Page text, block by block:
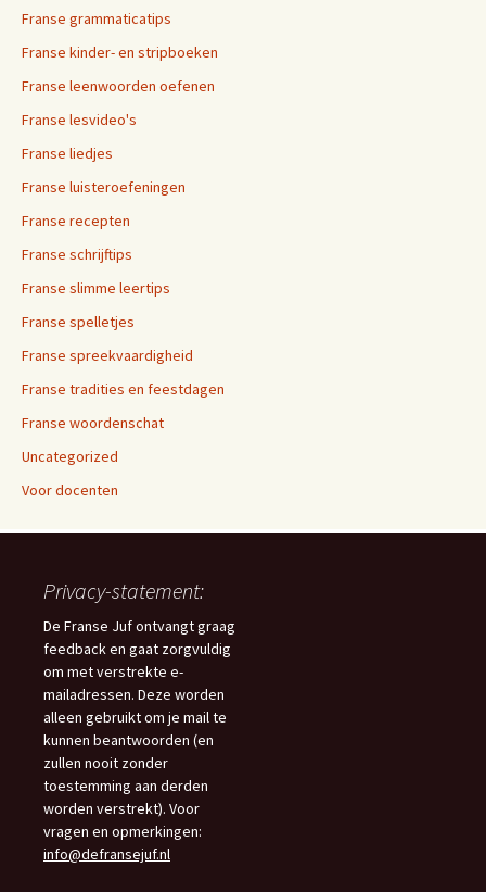
Franse grammaticatips
Franse kinder- en stripboeken
Franse leenwoorden oefenen
Franse lesvideo's
Franse liedjes
Franse luisteroefeningen
Franse recepten
Franse schrijftips
Franse slimme leertips
Franse spelletjes
Franse spreekvaardigheid
Franse tradities en feestdagen
Franse woordenschat
Uncategorized
Voor docenten
Privacy-statement:
De Franse Juf ontvangt graag
feedback en gaat zorgvuldig
om met verstrekte e-
mailadressen. Deze worden
alleen gebruikt om je mail te
kunnen beantwoorden (en
zullen nooit zonder
toestemming aan derden
worden verstrekt). Voor
vragen en opmerkingen:
info@defransejuf.nl